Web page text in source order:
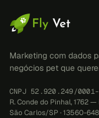
Marketing com dados
negócios pet que
CNPJ 52.920.249/
R. Conde do Pinhal, 1762
São Carlos/SP · 13560-648